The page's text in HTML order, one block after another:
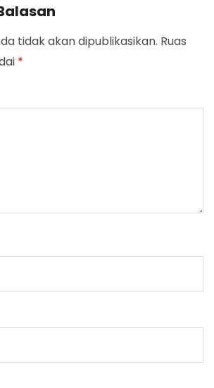
tidak akan dipublikasikan. Ruas
*